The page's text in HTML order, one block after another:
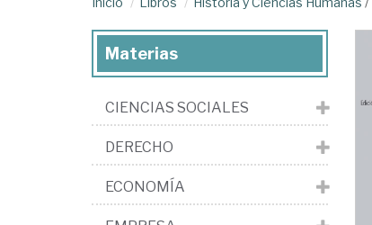
Materias
CIENCIAS SOCIALES
DERECHO
ECONOMÍA